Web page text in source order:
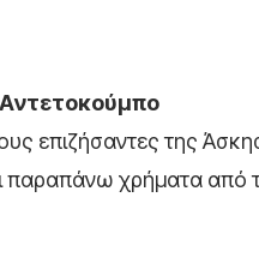
επιζήσαντες της
παραπάνω χρήματα από